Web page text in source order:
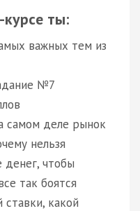
ты:
важных тем из
№7
самом деле рынок
нельзя
денег, чтобы
так боятся
какой